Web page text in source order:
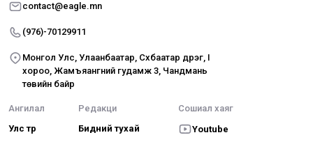
contact@eagle.mn
(976)-70129911
Монгол Улс, Улаанбаатар, Сүхбаатар дүүрэг, I
хороо, Жамъяангүний гудамж 3, Чандмань
төвийн байр
Ангилал
Улс төр
Редакци
Бидний тухай
Сошиал хаяг
Youtube